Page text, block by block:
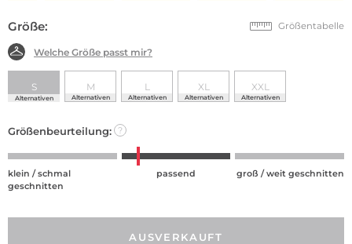
Größe: Größentabelle
Welche Größe passt mir?
S
Alternativen
M
Alternativen
L
Alternativen
XL
Alternativen
XXL
Alternativen
Größenbeurteilung: ?
klein / schmal
geschnitten
passend groß / weit geschnitten
AUSVERKAUFT